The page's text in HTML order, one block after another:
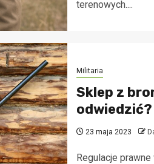
terenowych....
Militaria
Sklep z
odwiedzić?
23 maja 2023
Regulacje